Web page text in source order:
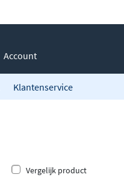
Account
Klantenservice
Vergelijk product